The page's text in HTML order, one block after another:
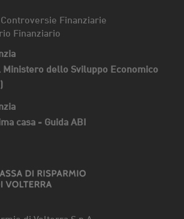
Finanziarie
Finanziario
dello Sviluppo Economico
casa - Guida ABI